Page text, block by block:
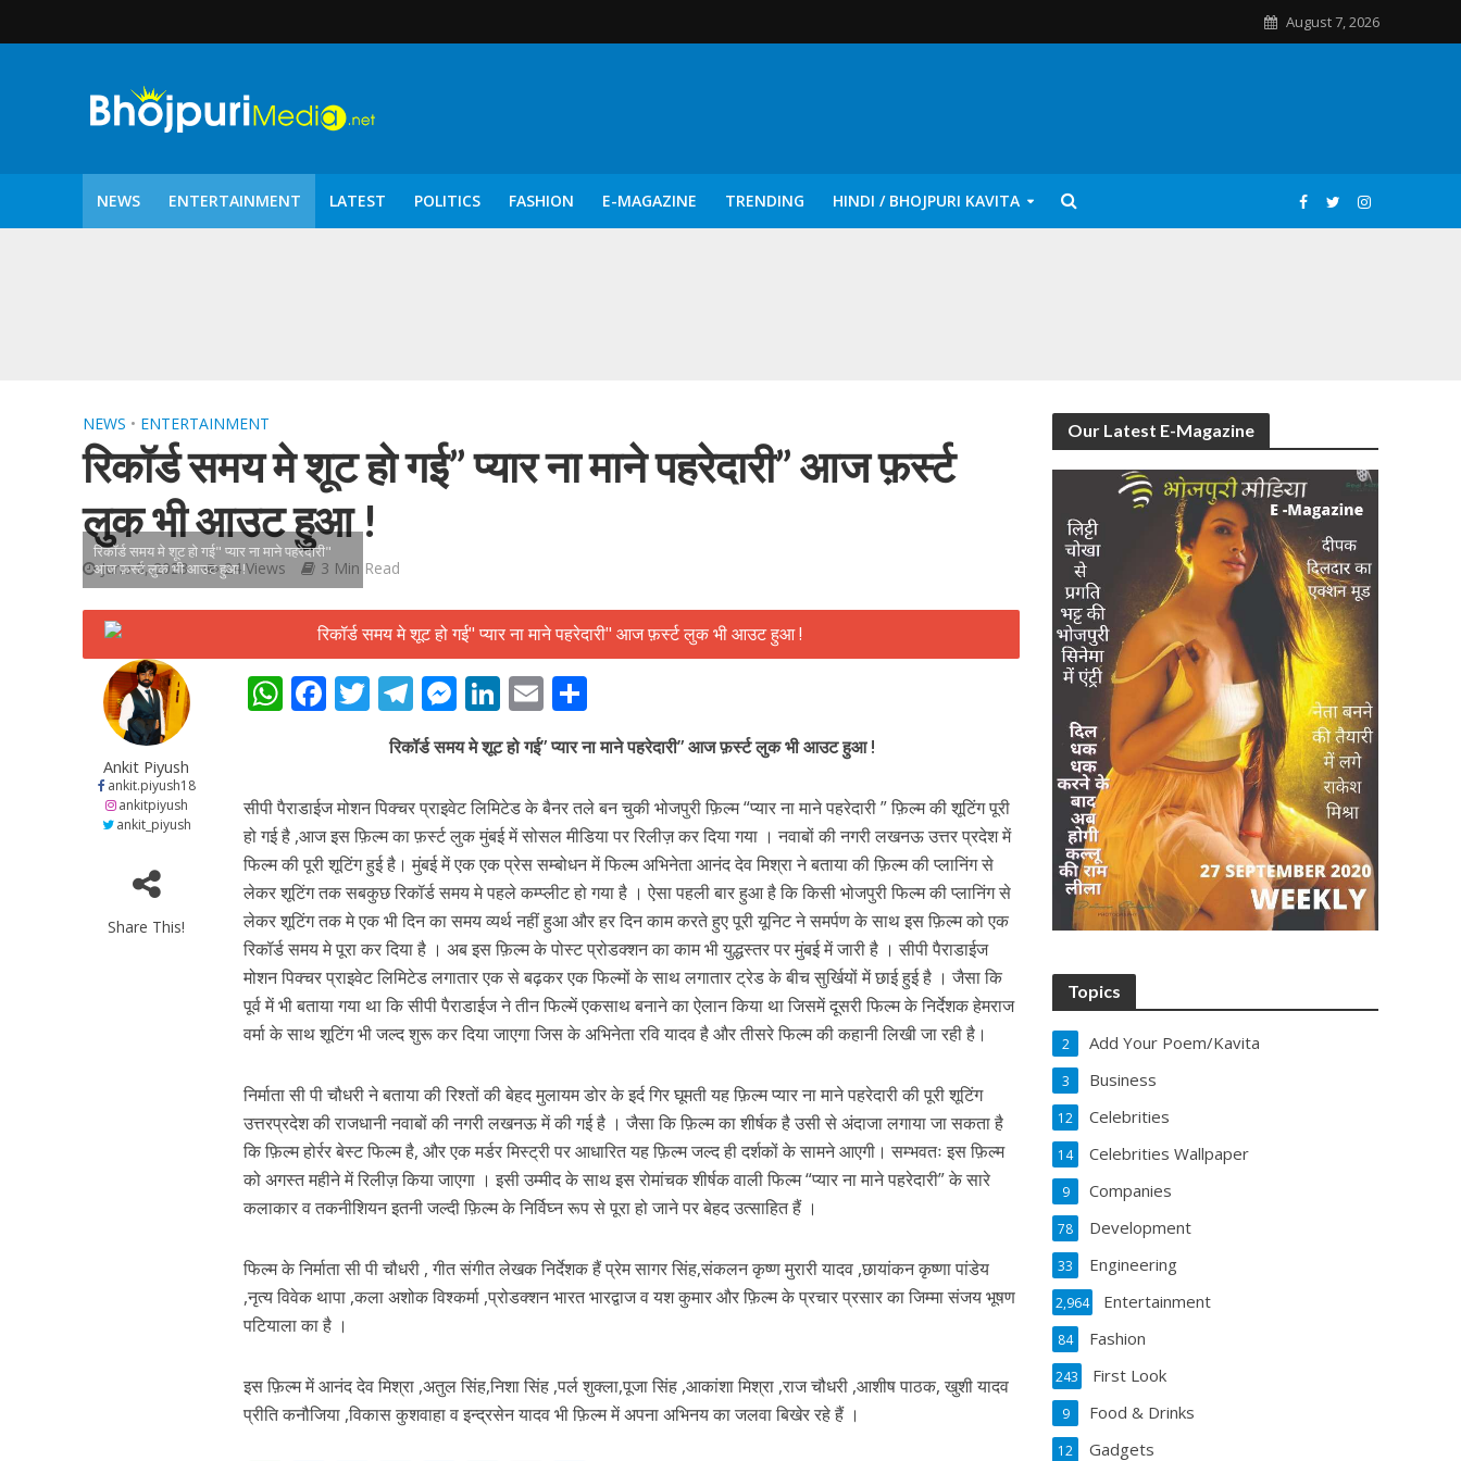
August 7, 2026
NEWS ENTERTAINMENT LATEST POLITICS FASHION E-MAGAZINE TRENDING HINDI / BHOJPURI KAVITA
शिवानी सिंह का नया बोलबम गीत तोहरे के मांगिला जानु हुआ रिलीज, दर्शकों का मिल रहा भरपूर प्यार
वर्ल्डवाइड रिकॉर्ड्स भोजपुरी का नया धमाकेदार गाना जल्द, दुबई की खूबसूरत लोकेशन्स पर हो रही है शूटिंग
पवन सिंह का बॉलीवुड में महाधमाका, ‘सिर्फ आपके’ की शूटिंग लखनऊ और भोपाल में हुई पूरी”
NEWS • ENTERTAINMENT
रिकॉर्ड समय मे शूट हो गई” प्यार ना माने पहरेदारी” आज फ़र्स्ट
लुक भी आउट हुआ !
June 3, 2023 24 Views 3 Min Read
रिकॉर्ड समय मे शूट हो गई" प्यार ना माने पहरेदारी"
आज फ़र्स्ट लुक भी आउट हुआ !
Ankit Piyush
ankit.piyush18
ankitpiyush
ankit_piyush
Share This!
W
s
A
p
p
F
b
o
o
k
T
w
itt
er
T
el
e
gr
a
m
M
e
ss
e
n
g
er
Li
n
k
e
dI
n
E
m
ai
l
ar
e
रिकॉर्ड समय मे शूट हो गई” प्यार ना माने पहरेदारी” आज फ़र्स्ट लुक भी आउट हुआ !
सीपी पैराडाईज मोशन पिक्चर प्राइवेट लिमिटेड के बैनर तले बन चुकी भोजपुरी फ़िल्म “प्यार ना माने पहरेदारी ” फ़िल्म की शूटिंग पूरी
हो गई है ,आज इस फ़िल्म का फ़र्स्ट लुक मुंबई में सोसल मीडिया पर रिलीज़ कर दिया गया । नवाबों की नगरी लखनऊ उत्तर प्रदेश में
फिल्म की पूरी शूटिंग हुई है। मुंबई में एक एक प्रेस सम्बोधन में फिल्म अभिनेता आनंद देव मिश्रा ने बताया की फ़िल्म की प्लानिंग से
लेकर शूटिंग तक सबकुछ रिकॉर्ड समय मे पहले कम्प्लीट हो गया है । ऐसा पहली बार हुआ है कि किसी भोजपुरी फिल्म की प्लानिंग से
लेकर शूटिंग तक मे एक भी दिन का समय व्यर्थ नहीं हुआ और हर दिन काम करते हुए पूरी यूनिट ने समर्पण के साथ इस फ़िल्म को एक
रिकॉर्ड समय मे पूरा कर दिया है । अब इस फ़िल्म के पोस्ट प्रोडक्शन का काम भी युद्धस्तर पर मुंबई में जारी है । सीपी पैराडाईज
मोशन पिक्चर प्राइवेट लिमिटेड लगातार एक से बढ़कर एक फिल्मों के साथ लगातार ट्रेड के बीच सुर्खियों में छाई हुई है । जैसा कि
पूर्व में भी बताया गया था कि सीपी पैराडाईज ने तीन फिल्में एकसाथ बनाने का ऐलान किया था जिसमें दूसरी फिल्म के निर्देशक हेमराज
वर्मा के साथ शूटिंग भी जल्द शुरू कर दिया जाएगा जिस के अभिनेता रवि यादव है और तीसरे फिल्म की कहानी लिखी जा रही है।
निर्माता सी पी चौधरी ने बताया की रिश्तों की बेहद मुलायम डोर के इर्द गिर घूमती यह फ़िल्म प्यार ना माने पहरेदारी की पूरी शूटिंग
उत्तरप्रदेश की राजधानी नवाबों की नगरी लखनऊ में की गई है । जैसा कि फ़िल्म का शीर्षक है उसी से अंदाजा लगाया जा सकता है
कि फ़िल्म होर्रर बेस्ट फिल्म है, और एक मर्डर मिस्ट्री पर आधारित यह फ़िल्म जल्द ही दर्शकों के सामने आएगी। सम्भवतः इस फ़िल्म
को अगस्त महीने में रिलीज़ किया जाएगा । इसी उम्मीद के साथ इस रोमांचक शीर्षक वाली फिल्म “प्यार ना माने पहरेदारी” के सारे
कलाकार व तकनीशियन इतनी जल्दी फ़िल्म के निर्विघ्न रूप से पूरा हो जाने पर बेहद उत्साहित हैं ।
फिल्म के निर्माता सी पी चौधरी , गीत संगीत लेखक निर्देशक हैं प्रेम सागर सिंह,संकलन कृष्ण मुरारी यादव ,छायांकन कृष्णा पांडेय
,नृत्य विवेक थापा ,कला अशोक विश्कर्मा ,प्रोडक्शन भारत भारद्वाज व यश कुमार और फ़िल्म के प्रचार प्रसार का जिम्मा संजय भूषण
पटियाला का है ।
इस फ़िल्म में आनंद देव मिश्रा ,अतुल सिंह,निशा सिंह ,पर्ल शुक्ला,पूजा सिंह ,आकांशा मिश्रा ,राज चौधरी ,आशीष पाठक, खुशी यादव
प्रीति कनौजिया ,विकास कुशवाहा व इन्द्रसेन यादव भी फ़िल्म में अपना अभिनय का जलवा बिखेर रहे हैं ।
Our Latest E-Magazine
Topics
Add Your Poem/Kavita
2
Business
3
Celebrities
12
Celebrities Wallpaper
14
Companies
9
Development
78
Engineering
33
Entertainment
2,964
Fashion
84
First Look
243
Food & Drinks
9
Gadgets
12